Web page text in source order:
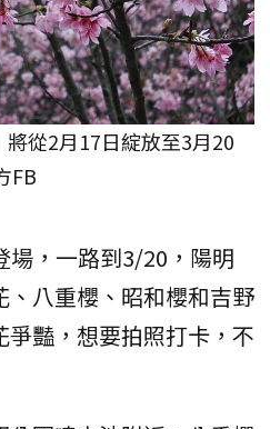
從2月17日綻放至3月20
FB
場，一路到3/20，陽明
八重櫻、昭和櫻和吉野
豔，想要拍照打卡，不